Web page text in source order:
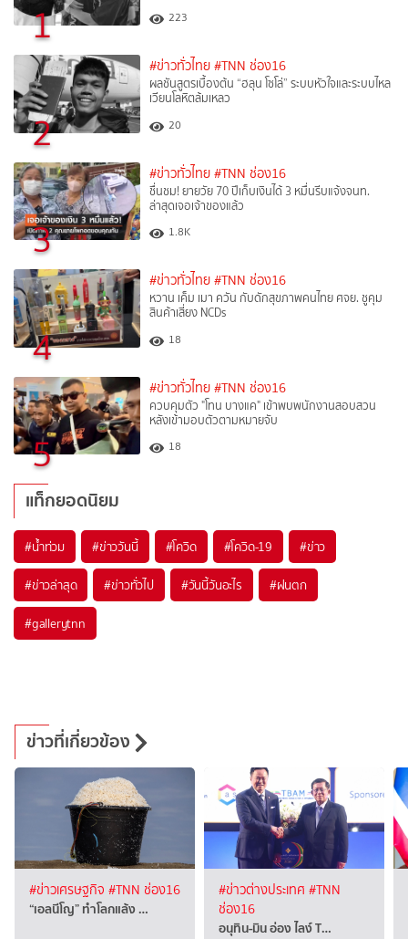
1 223
2
#ข่าวทั่วไทย #TNN ช่อง16
ผลชันสูตรเบื้องต้น “ฮลุน โซโล่” ระบบหัวใจและระบบไหล
เวียนโลหิตล้มเหลว
20
3
#ข่าวทั่วไทย #TNN ช่อง16
ชื่นชม! ยายวัย 70 ปีเก็บเงินได้ 3 หมื่นรีบแจ้งจนท.
ล่าสุดเจอเจ้าของแล้ว
1.8K
4
#ข่าวทั่วไทย #TNN ช่อง16
หวาน เค็ม เมา ควัน กับดักสุขภาพคนไทย ศจย. ชูคุม
สินค้าเสี่ยง NCDs
18
5
#ข่าวทั่วไทย #TNN ช่อง16
ควบคุมตัว "โทน บางแค" เข้าพบพนักงานสอบสวน
หลังเข้ามอบตัวตามหมายจับ
18
แท็กยอดนิยม
#น้ำท่วม #ข่าววันนี้ #โควิด #โควิด-19 #ข่าว
#ข่าวล่าสุด #ข่าวทั่วไป #วันนี้วันอะไร #ฝนตก
#gallerytnn
ข่าวที่เกี่ยวข้อง
#ข่าวเศรษฐกิจ #TNN ช่อง16
“เอลนีโญ” ทำโลกแล้ง …
#ข่าวต่างประเทศ #TNN
ช่อง16
อนุทิน-มิน อ่อง ไลง์ T…